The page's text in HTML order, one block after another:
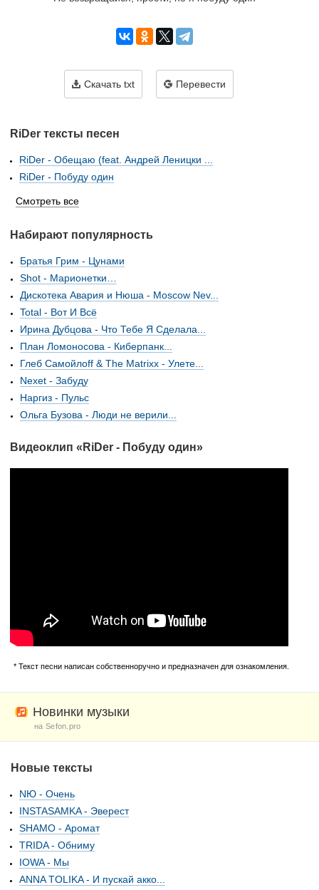
Скачать txt Перевести
RiDer тексты песен
RiDer - Обещаю (feat. Андрей Леницки ...
RiDer - Побуду один
Смотреть все
Набирают популярность
Братья Грим - Цунами
Shot - Марионетки…
Дискотека Авария и Нюша - Moscow Nev...
Total - Вот И Всё
Ирина Дубцова - Что Тебе Я Сделала...
План Ломоносова - Киберпанк...
Глеб Самойлоff & The Matrixx - Улете...
Nexet - Забуду
Наргиз - Пульс
Ольга Бузова - Люди не верили...
Видеоклип «RiDer - Побуду один»
* Текст песни написан собственноручно и предназначен для ознакомления.
Новинки музыки
на Sefon.pro
Новые тексты
NЮ - Очень
INSTASAMKA - Эверест
SHAMO - Аромат
TRIDA - Обниму
IOWA - Мы
ANNA TOLIKA - И пускай акко...